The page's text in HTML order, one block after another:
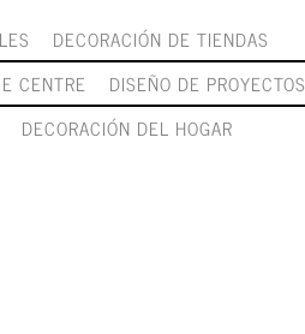
DECORACIÓN DE TIENDAS
CENTRE
DISEÑO DE PROYECTOS
DECORACIÓN DEL HOGAR